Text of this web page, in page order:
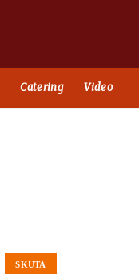
Catering Video
SKUTA